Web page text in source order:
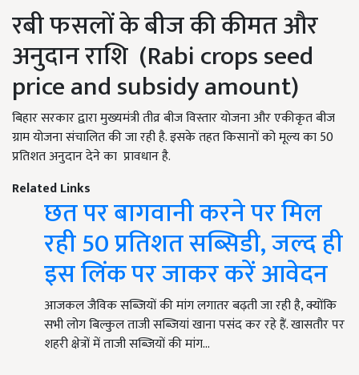
रबी फसलों के बीज की कीमत और
अनुदान राशि (Rabi crops seed
price and subsidy amount)
बिहार सरकार द्वारा मुख्यमंत्री तीव्र बीज विस्तार योजना और एकीकृत बीज
ग्राम योजना संचालित की जा रही है. इसके तहत किसानों को मूल्य का 50
प्रतिशत अनुदान देने का प्रावधान है.
Related Links
छत पर बागवानी करने पर मिल
रही 50 प्रतिशत सब्सिडी, जल्द ही
इस लिंक पर जाकर करें आवेदन
आजकल जैविक सब्जियों की मांग लगातर बढ़ती जा रही है, क्योंकि
सभी लोग बिल्कुल ताजी सब्जियां खाना पसंद कर रहे हैं. खासतौर पर
शहरी क्षेत्रों में ताजी सब्जियों की मांग…